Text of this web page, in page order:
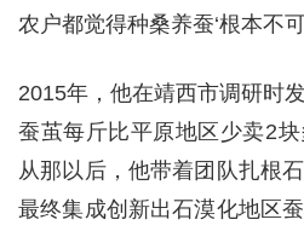
农户都觉得种桑养蚕‘根本不可
2015年，他在靖西市调研时
蚕茧每斤比平原地区少卖2块
从那以后，他带着团队扎根
最终集成创新出石漠化地区